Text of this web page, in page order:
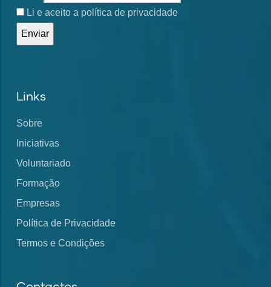
Li e aceito a política de privacidade
Links
Sobre
Iniciativas
Voluntariado
Formação
Empresas
Política de Privacidade
Termos e Condições